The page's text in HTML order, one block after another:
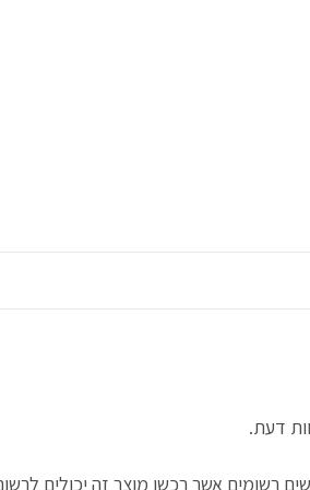
דעת.
רשומים אשר רכשו מוצר זה יכולים